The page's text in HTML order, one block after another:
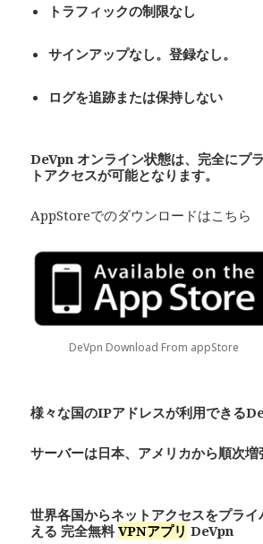
トラフィックの制限なし
サインアップなし。登録なし。
ログを追跡または保持しない
DeVpn オンライン状態は、完全にプ
トアクセスが可能となります。
AppStoreでのダウンロードはこちら
DeVpn Download From appStore
様々な国のIPアドレスが利用できる
サーバーは日本、アメリカから順次増
世界各国からネットアクセスをプラ
える 完全無料VPNアプリ DeVpn